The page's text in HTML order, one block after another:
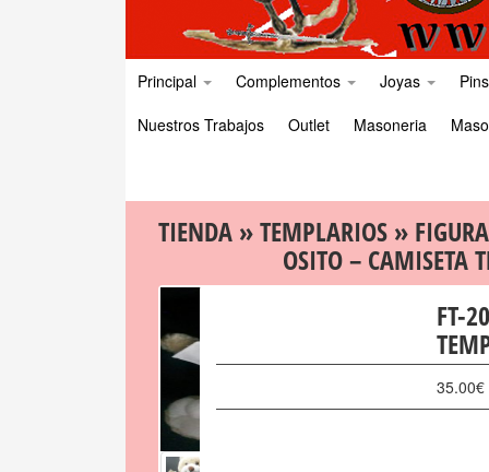
Principal Complementos Joyas
Pins
Nuestros Trabajos
Outlet Masoneria
TIENDA »TEMPLARIOS »
OSITO – CAMISETA
FT-
35.00€